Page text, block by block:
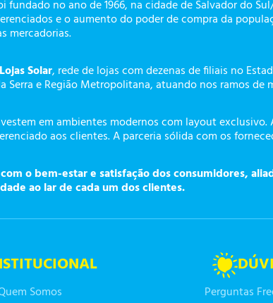
fundado no ano de 1966, na cidade de Salvador do
e o aumento do poder de compra da
mercadorias.
Lojas Solar, rede de lojas com dezenas de filiais no
Serra e Região Metropolitana, atuando nos ramos
em ambientes modernos com layout
aos clientes. A parceria sólida com os
o bem-estar e satisfação dos consumidores,
ao lar de cada um dos clientes.
Somos
Perguntas